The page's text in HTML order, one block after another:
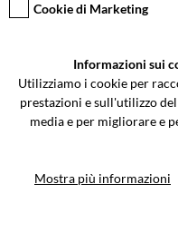
Via Galileo Galilei 5 |
0362-805407-
Cookie di Marketing
Informazioni sui
Utilizziamo i cookie per
prestazioni e sull'utilizzo
media e per migliorare e
Mostra più informazioni